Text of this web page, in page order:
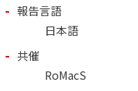
報告言語
日本語
共催
RoMacS